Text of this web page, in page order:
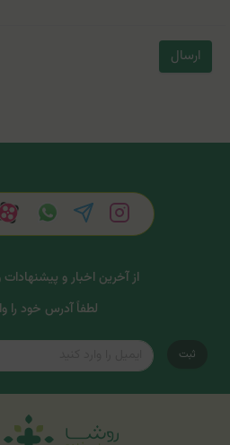
ارسال
از آخرین اخبار و
لطفاً آدرس خود را
ثبت